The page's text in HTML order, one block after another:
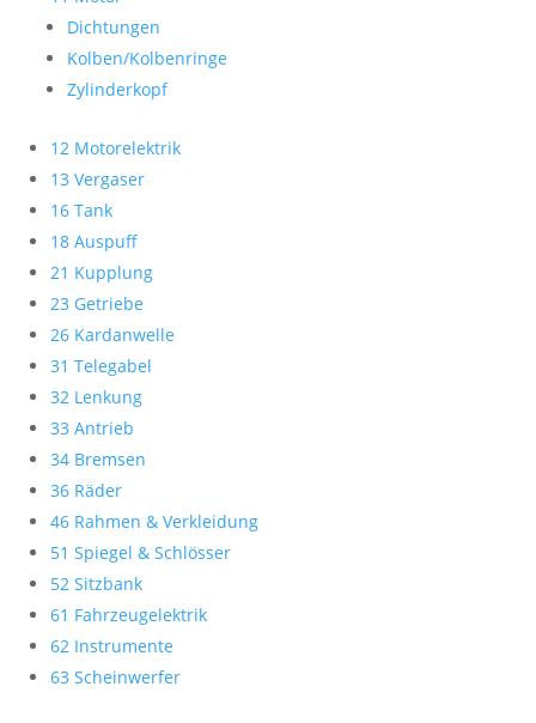
Dichtungen
Kolben/Kolbenringe
Zylinderkopf
12 Motorelektrik
13 Vergaser
16 Tank
18 Auspuff
21 Kupplung
23 Getriebe
26 Kardanwelle
31 Telegabel
32 Lenkung
33 Antrieb
34 Bremsen
36 Räder
46 Rahmen & Verkleidung
51 Spiegel & Schlösser
52 Sitzbank
61 Fahrzeugelektrik
62 Instrumente
63 Scheinwerfer